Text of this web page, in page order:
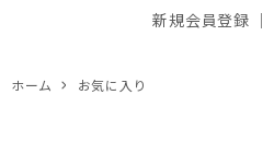
ホーム お気に入り
新規会員登録 ｜